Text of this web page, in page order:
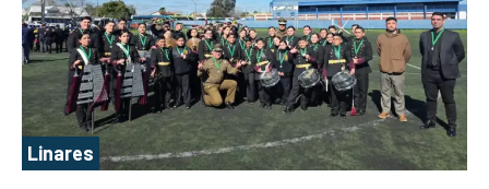
Linares